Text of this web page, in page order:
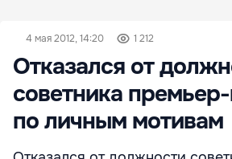
4 мая 2012, 14:20 1 212
Отказался от
советника
по личным мотивам